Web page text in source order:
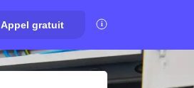
Appel gratuit